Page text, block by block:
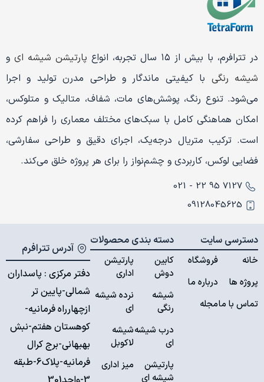
در تترافرم، با بیش از ۱۵ سال تجربه، انواع پارتیشن شیشه ای و
شیشه رنگی با کیفیتی ماندگار و طراحی مدرن تولید و اجرا
می‌شود. تنوع رنگ، پوشش‌های مات، شفاف، متالیک و متلوکس،
امکان هماهنگی کامل با سبک‌های مختلف معماری را فراهم کرده
است. ترکیب متریال درجه‌یک، اجرای دقیق و طراحی سفارشی،
فضایی لوکس، کاربردی و چشم‌نواز را برای هر پروژه خلق می‌کند.
7127 95 22 - 021
09128045625
دسترسی سایت
خانه
پروژه ها
تماس با ما
فروشگاه
درباره ما
مجله
دسته بندی محصولات
کابین
دوش
شیشه
رنگی
درب شیشه
ای
پارتیشن
شیشه ای
پارتیشن
اداری
نرده شیشه
ای
شیشه
لاکوبل
میز اداری
آدرس تترافرم
دفتر مرکزی : پاسداران
شمالی-پایین تر
ازچهارراه فرمانیه-
کوهستان هفتم-نبش
بهبهانی-برج کرال
فرمانیه-پلاک6-طبقه